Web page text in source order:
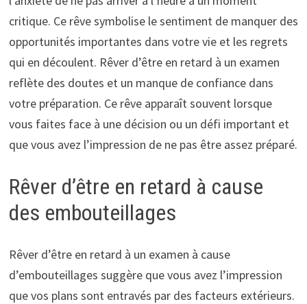
critique. Ce rêve symbolise le sentiment de manquer des
opportunités importantes dans votre vie et les regrets
qui en découlent. Rêver d’être en retard à un examen
reflète des doutes et un manque de confiance dans
votre préparation. Ce rêve apparaît souvent lorsque
vous faites face à une décision ou un défi important et
que vous avez l’impression de ne pas être assez préparé.
Rêver d’être en retard à cause
des embouteillages
Rêver d’être en retard à un examen à cause
d’embouteillages suggère que vous avez l’impression
que vos plans sont entravés par des facteurs extérieurs.